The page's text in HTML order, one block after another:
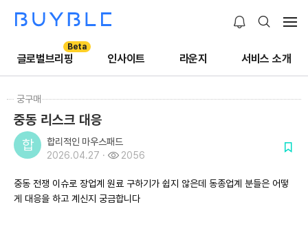
글로벌브리핑
Beta
인사이트 라운지 서비스 소개
궁구매
중동 리스크 대응
합
합리적인 마우스패드
2026.04.27 ·
2056
중동 전쟁 이슈로 장업계 원료 구하기가 쉽지 않은데 동종업계 분들은 어떻
게 대응을 하고 계신지 궁금합니다